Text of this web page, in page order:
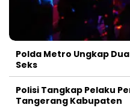
Polda Metro Ungkap
Seks
Polisi Tangkap Pelaku
Tangerang Kabupaten